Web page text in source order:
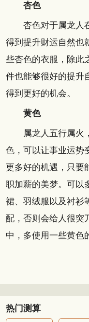
杏色
杏色对于属龙人在
得到提升财运自然也
些杏色的衣服，除此
件也能够很好的提升
得到更好的机会。
黄色
属龙人五行属火，
色，可以让事业运势
更多好的机遇，只要
职加薪的美梦。可以
裙、羽绒服以及衬衫
配，否则会给人很突
中，多使用一些黄色
热门测算